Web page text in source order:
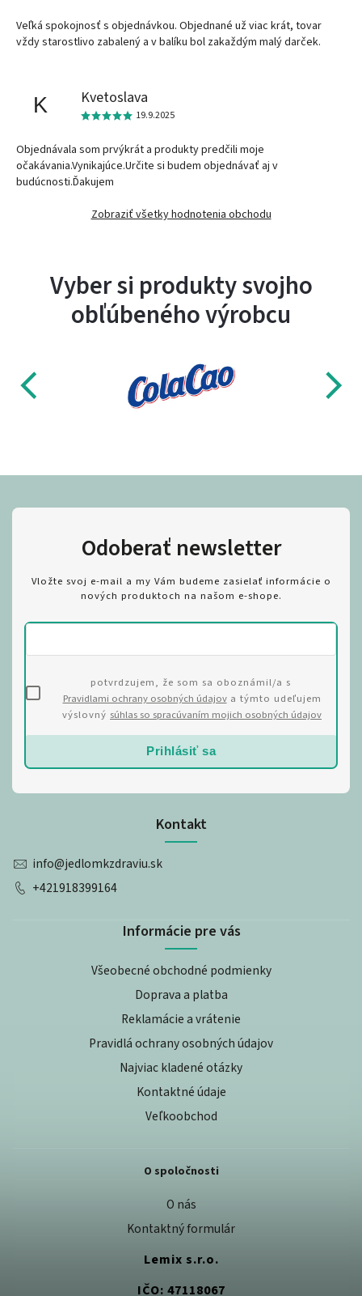
Veľká spokojnosť s objednávkou. Objednané už viac krát, tovar
vždy starostlivo zabalený a v balíku bol zakaždým malý darček.
K Kvetoslava
19.9.2025
Objednávala som prvýkrát a produkty predčili moje
očakávania.Vynikajúce.Určite si budem objednávať aj v
budúcnosti.Ďakujem
Zobraziť všetky hodnotenia obchodu
Vyber si produkty svojho
obľúbeného výrobcu
Kontakt
info@jedlomkzdraviu.sk
+421918399164
Informácie pre vás
Všeobecné obchodné podmienky
Doprava a platba
Reklamácie a vrátenie
Pravidlá ochrany osobných údajov
Najviac kladené otázky
Kontaktné údaje
Veľkoobchod
O spoločnosti
O nás
Kontaktný formulár
Lemix s.r.o.
IČO: 47118067
Odoberať newsletter
Vložte svoj e-mail a my Vám budeme zasielať informácie o
nových produktoch na našom e-shope.
potvrdzujem, že som sa oboznámil/a s
Pravidlami ochrany osobných údajova týmto udeľujem
výslovný súhlas so spracúvaním mojich osobných údajov
Prihlásiť sa